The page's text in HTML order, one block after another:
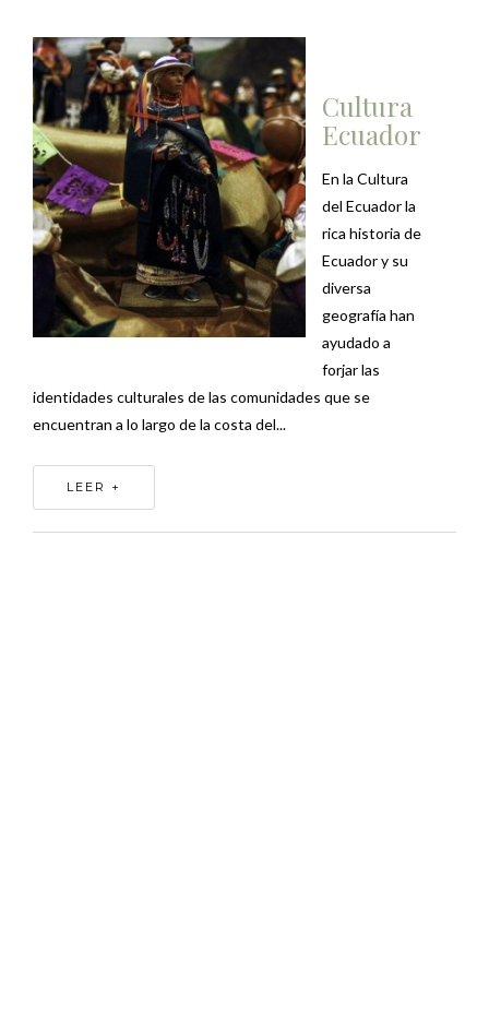
Cultura
Ecuador
En la Cultura
del Ecuador la
rica historia de
Ecuador y su
diversa
geografía han
ayudado a
forjar las
identidades culturales de las comunidades que se
encuentran a lo largo de la costa del...
LEER +